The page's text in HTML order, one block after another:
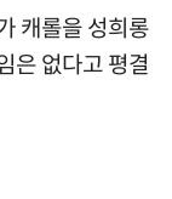
캐롤을 성희롱
은 없다고 평결